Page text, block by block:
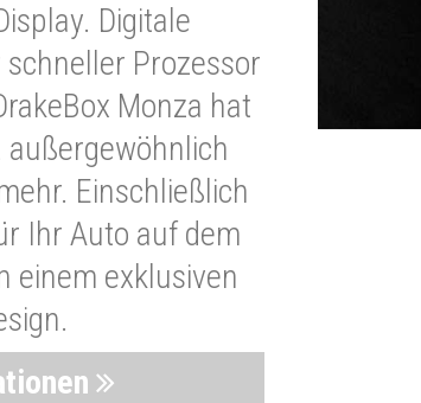
Digitale
Prozessor
Monza hat
außergewöhnlich
Einschließlich
Ihr Auto auf dem
einem exklusiven